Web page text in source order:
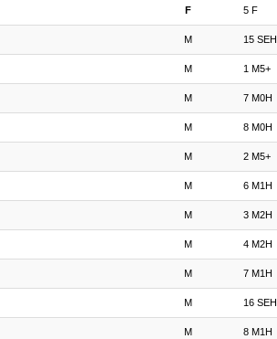
F 5 F
M 15 SEH
M 1 M5+
M 7 M0H
M 8 M0H
M 2 M5+
M 6 M1H
M 3 M2H
M 4 M2H
M 7 M1H
M 16 SEH
M 8 M1H